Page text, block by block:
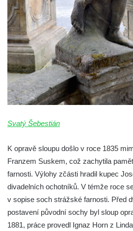
Svatý Šebestián
K opravě sloupu došlo v roce 1835
Franzem Suskem, což zachytila
farnosti. Výlohy zčásti hradil kupec
divadelních ochotníků. V témže roce
v sopise soch strážské farnosti. Před
postavení původní sochy byl sloup
1881, práce provedl Ignaz Horn z